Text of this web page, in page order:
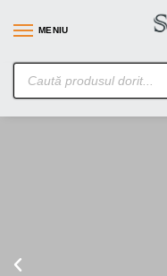
MENIU
SimpleTools.ro –